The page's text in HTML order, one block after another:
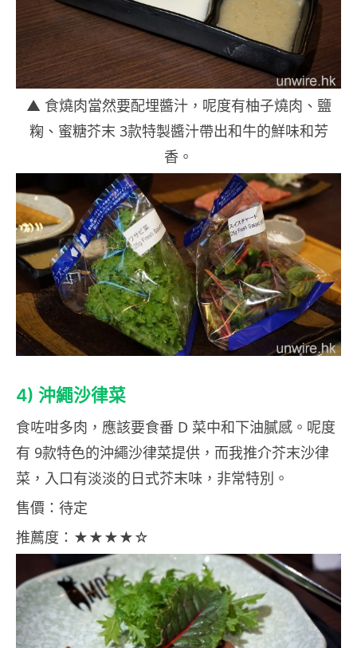
▲ 食燒肉當然要配埋醬汁，呢度有柚子燒肉、鹽
粷、蜜糖芥末 3款特製醬汁帶出和牛的鮮味和芳
香。
4) 沖繩沙律菜
食咗咁多肉，應該要食番 D 菜中和下油膩感。呢度
有 9款特色的沖繩沙律菜提供，而我推介芥末沙律
菜，入口有淡淡的日式芥末味，非常特別。
售價：待定
推薦度：★★★★☆